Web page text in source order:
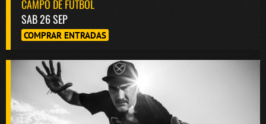
CAMPO DE FÚTBOL
SAB 26 SEP
COMPRAR ENTRADAS